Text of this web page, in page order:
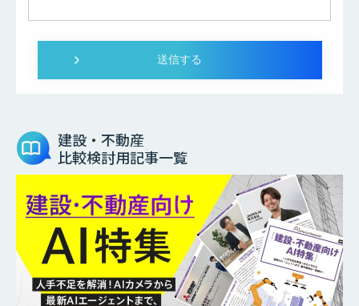
建設・不動産
比較検討用記事一覧